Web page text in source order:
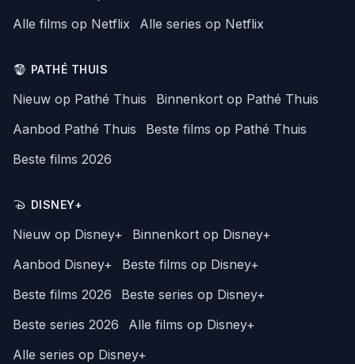
Alle films op Netflix
Alle series op Netflix
PATHÉ THUIS
Nieuw op Pathé Thuis
Binnenkort op Pathé Thuis
Aanbod Pathé Thuis
Beste films op Pathé Thuis
Beste films 2026
DISNEY+
Nieuw op Disney+
Binnenkort op Disney+
Aanbod Disney+
Beste films op Disney+
Beste films 2026
Beste series op Disney+
Beste series 2026
Alle films op Disney+
Alle series op Disney+